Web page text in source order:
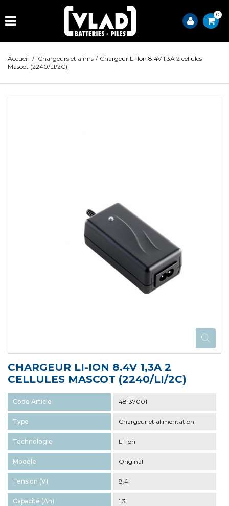
0
Accueil / Chargeurs et alims / Chargeur Li-Ion 8.4V 1,3A 2 cellules
Mascot (2240/LI/2C)
CHARGEUR LI-ION 8.4V 1,3A 2
CELLULES MASCOT (2240/LI/2C)
Code Article 48137001
Type Chargeur et alimentation
Technologie Li-Ion
Modèle Original
Tension (V) 8.4
Capacité (Ah) 1.3